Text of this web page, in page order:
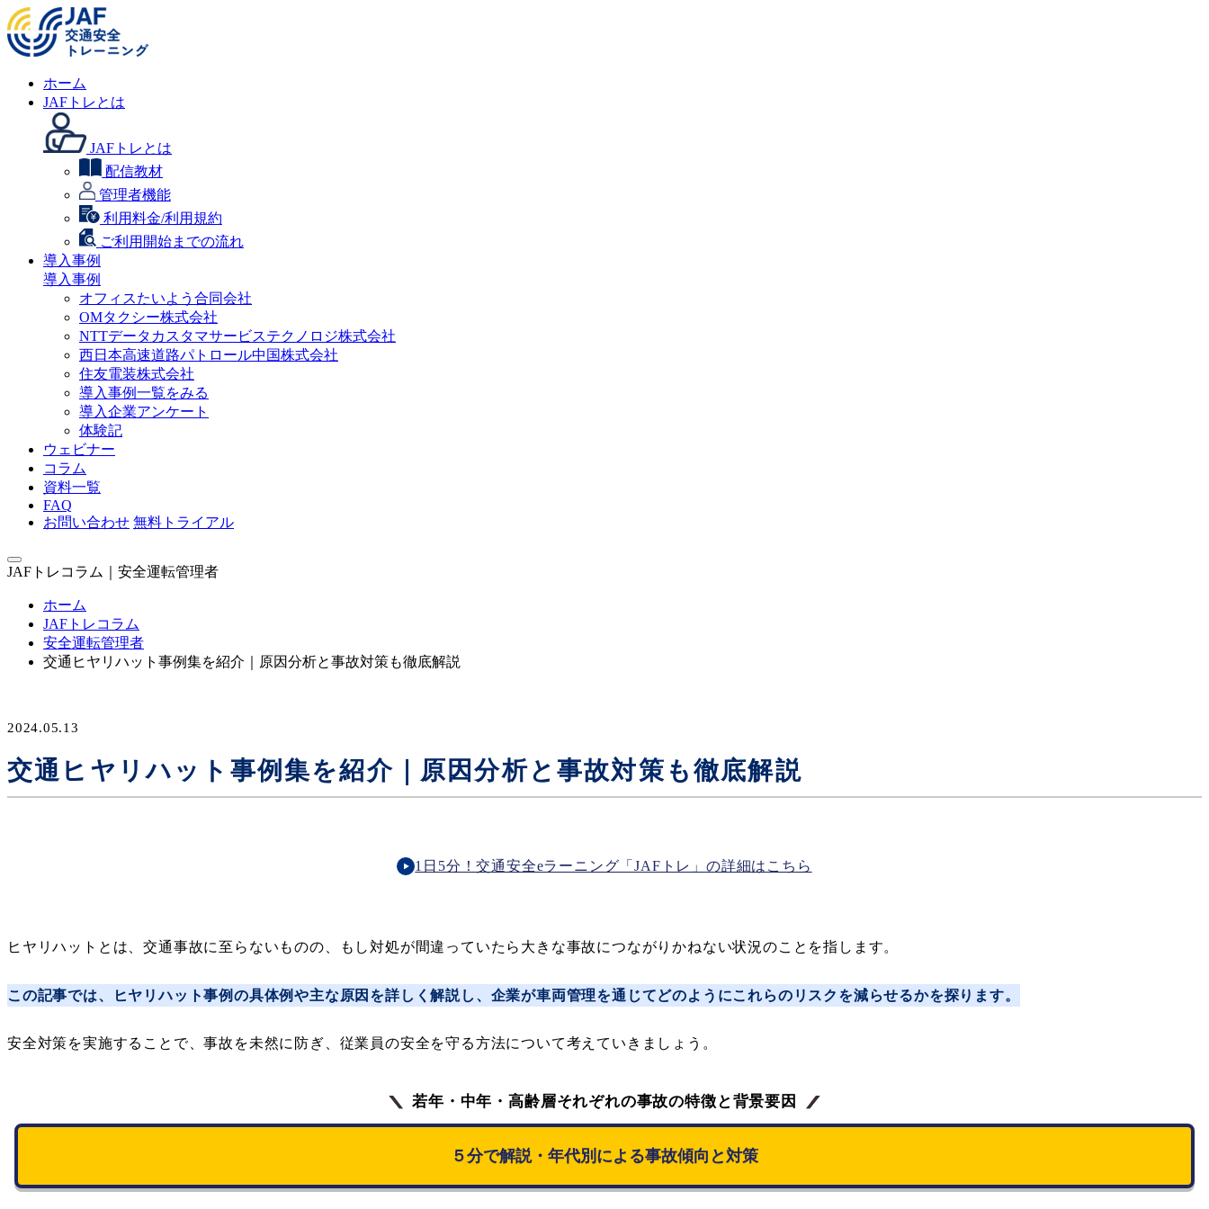
ホーム
JAFトレとは
JAFトレとは
配信教材
管理者機能
利用料金/利用規約
ご利用開始までの流れ
導入事例
導入事例
オフィスたいよう合同会社
OMタクシー株式会社
NTTデータカスタマサービステクノロジ株式会社
西日本高速道路パトロール中国株式会社
住友電装株式会社
導入事例一覧をみる
導入企業アンケート
体験記
ウェビナー
コラム
資料一覧
FAQ
お問い合わせ 無料トライアル
JAFトレコラム｜安全運転管理者
ホーム
JAFトレコラム
安全運転管理者
交通ヒヤリハット事例集を紹介｜原因分析と事故対策も徹底解説
2024.05.13
交通ヒヤリハット事例集を紹介｜原因分析と事故対策も徹底解説
1日5分！交通安全eラーニング「JAFトレ」の詳細はこちら
ヒヤリハットとは、交通事故に至らないものの、もし対処が間違っていたら大きな事故につながりかねない状況のことを指します。
この記事では、ヒヤリハット事例の具体例や主な原因を詳しく解説し、企業が車両管理を通じてどのようにこれらのリスクを減らせるかを探ります。
安全対策を実施することで、事故を未然に防ぎ、従業員の安全を守る方法について考えていきましょう。
若年・中年・高齢層それぞれの事故の特徴と背景要因
５分で解説・年代別による事故傾向と対策